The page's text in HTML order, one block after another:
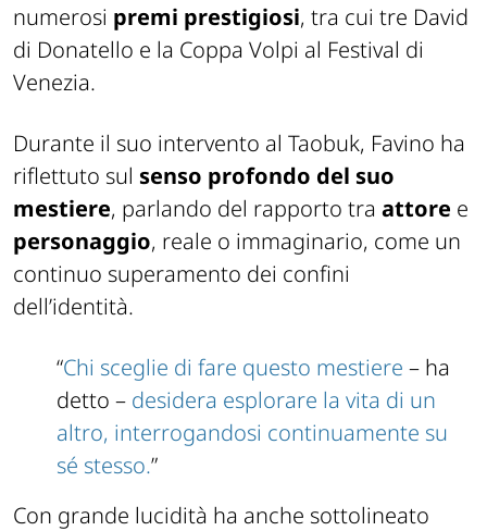
numerosi premi prestigiosi, tra cui tre David
di Donatello e la Coppa Volpi al Festival di
Venezia.
Durante il suo intervento al Taobuk, Favino ha
riflettuto sul senso profondo del suo
mestiere, parlando del rapporto tra attore e
personaggio, reale o immaginario, come un
continuo superamento dei confini
dell’identità.
“Chi sceglie di fare questo mestiere – ha
detto – desidera esplorare la vita di un
altro, interrogandosi continuamente su
sé stesso.”
Con grande lucidità ha anche sottolineato